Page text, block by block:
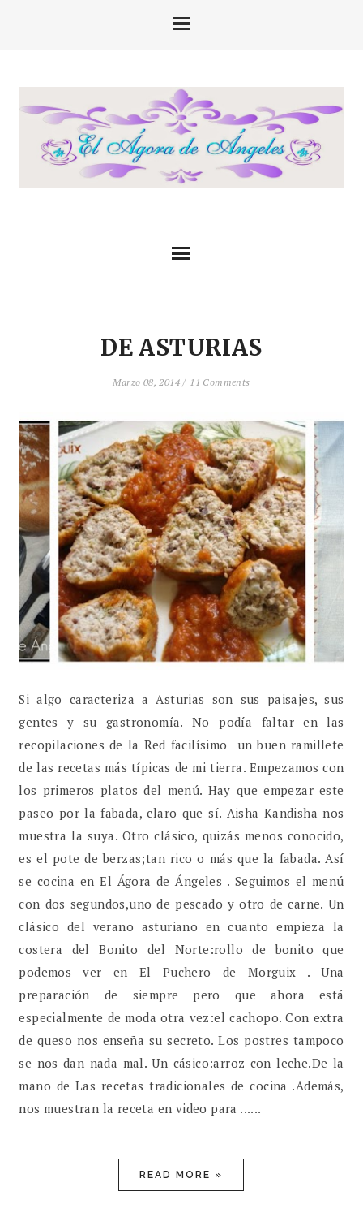
DE ASTURIAS
Marzo 08, 2014 / 11 Comments
Si algo caracteriza a Asturias son sus paisajes, sus
gentes y su gastronomía. No podía faltar en las
recopilaciones de la Red facilísimo un buen ramillete
de las recetas más típicas de mi tierra. Empezamos con
los primeros platos del menú. Hay que empezar este
paseo por la fabada, claro que sí. Aisha Kandisha nos
muestra la suya. Otro clásico, quizás menos conocido,
es el pote de berzas;tan rico o más que la fabada. Así
se cocina en El Ágora de Ángeles . Seguimos el menú
con dos segundos,uno de pescado y otro de carne. Un
clásico del verano asturiano en cuanto empieza la
costera del Bonito del Norte:rollo de bonito que
podemos ver en El Puchero de Morguix . Una
preparación de siempre pero que ahora está
especialmente de moda otra vez:el cachopo. Con extra
de queso nos enseña su secreto. Los postres tampoco
se nos dan nada mal. Un cásico:arroz con leche.De la
mano de Las recetas tradicionales de cocina .Además,
nos muestran la receta en video para ......
READ MORE »